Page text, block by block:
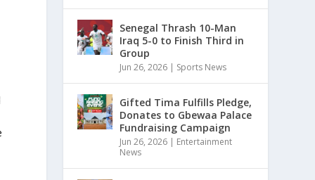
Senegal Thrash 10-Man
Iraq 5-0 to Finish Third in
Group
Jun 26, 2026 | Sports News
Gifted Tima Fulfills Pledge,
Donates to Gbewaa Palace
Fundraising Campaign
Jun 26, 2026 | Entertainment
News